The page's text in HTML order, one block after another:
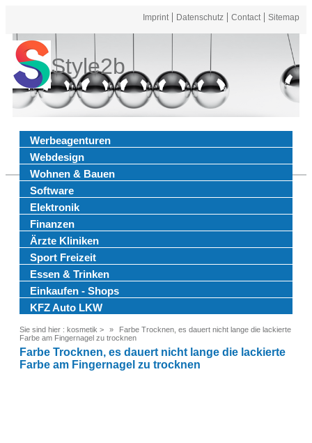
Imprint Datenschutz Contact Sitemap
Style2b
Werbeagenturen
Webdesign
Wohnen & Bauen
Software
Elektronik
Finanzen
Ärzte Kliniken
Sport Freizeit
Essen & Trinken
Einkaufen - Shops
KFZ Auto LKW
Sie sind hier : kosmetik >
Farbe Trocknen, es dauert nicht lange die lackierte
Farbe am Fingernagel zu trocknen
Farbe Trocknen, es dauert nicht lange die lackierte
Farbe am Fingernagel zu trocknen